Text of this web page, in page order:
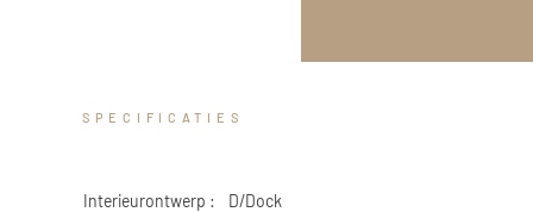
SPECIFICATIES
Interieurontwerp :
D/Dock